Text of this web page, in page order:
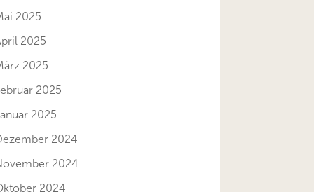
2025
2025
2025
2025
2025
2024
2024
2024